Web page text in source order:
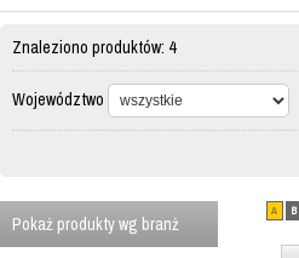
Znaleziono produktów: 4
Województwo
Pokaż produkty wg branż
A B